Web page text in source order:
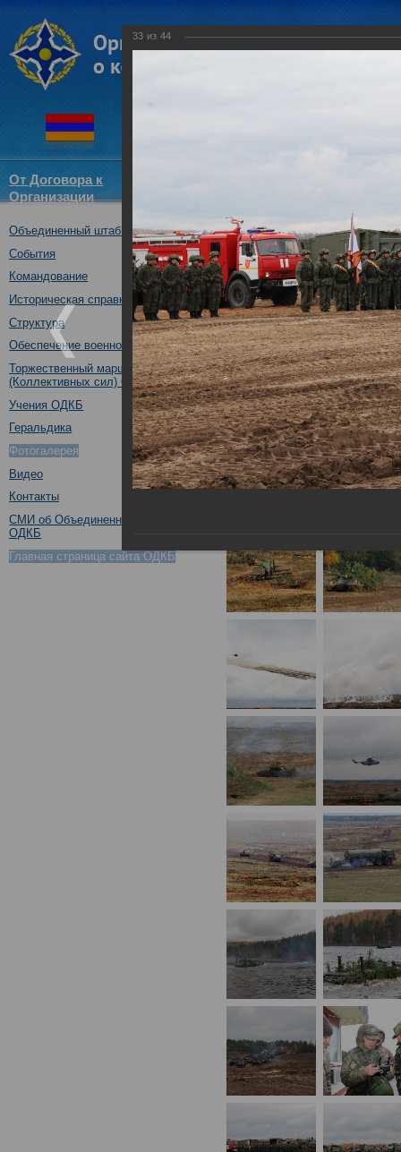
От Договора к
Организации
Объединенный штаб ОДКБ
События
Командование
Историческая справка
Структура
Обеспечение военной безопасности
Торжественный марш Войск
(Коллективных сил) ОДКБ
Учения ОДКБ
Геральдика
Фотогалерея
Видео
Контакты
СМИ об Объединенном штабе
ОДКБ
Главная страница сайта ОДКБ
Специальное учение
средствами
государств – членов
Нижегородская обл.,
08.10.2019
33 из 44